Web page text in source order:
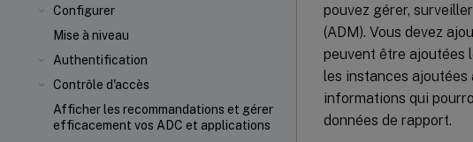
Configurer
Mise à niveau
Authentification
Contrôle d'accès
Afficher les recommandations et gérer
efficacement vos ADC et applications
pouvez gérer,
(ADM). Vous devez
peuvent être ajoutées
les instances
informations qui
données de rapport.